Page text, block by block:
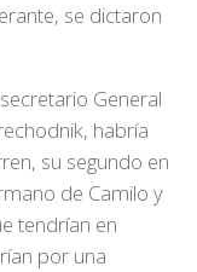
se dictaron
General
habría
su segundo en
de Camilo y
tendrían en
por una